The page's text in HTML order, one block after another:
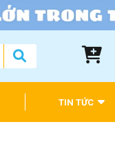
TIN TỨC